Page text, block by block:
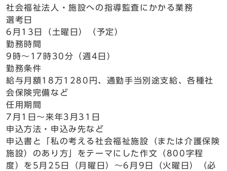
社会福祉法人・施設への指導監査にかかる業務
選考日
6月13日（土曜日）（予定）
勤務時間
9時～17時30分（週4日）
勤務条件
給与月額18万1280円、通勤手当別途支給、各種社
会保険完備など
任用期間
7月1日～来年3月31日
申込方法・申込み先など
申込書と「私の考える社会福祉施設（または介護保険
施設）のあり方」をテーマにした作文（800字程
度）を5月25日（月曜日）～6月9日（火曜日）（必